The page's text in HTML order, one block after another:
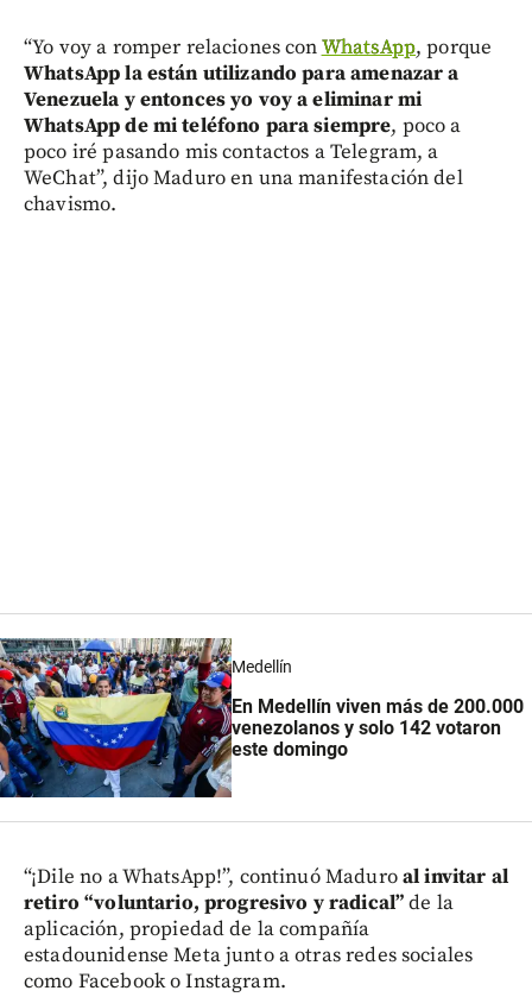
“Yo voy a romper relaciones conWhatsApp, porque
WhatsApp la están utilizando para amenazar a
Venezuela y entonces yo voy a eliminar mi
WhatsApp de mi teléfono para siempre, poco a
poco iré pasando mis contactos a Telegram, a
WeChat”, dijo Maduro en una manifestación del
chavismo.
Medellín
En Medellín viven más de 200.000
venezolanos y solo 142 votaron
este domingo
“¡Dile no a WhatsApp!”, continuó Maduroal invitar al
retiro “voluntario, progresivo y radical”de la
aplicación, propiedad de la compañía
estadounidense Meta junto a otras redes sociales
como Facebook o Instagram.